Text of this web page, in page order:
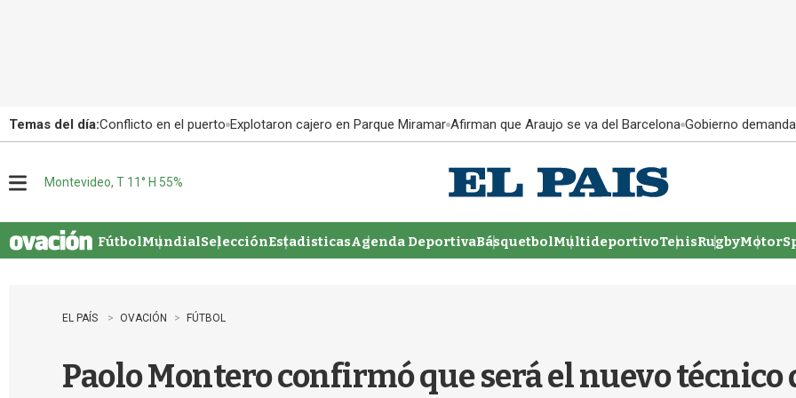
Temas del día:Conflicto en el puerto Explotaron cajero en Parque Miramar Afirman que Araujo se va del Barcelona Gobierno
u
Montevideo, T 11° H 55%
FútbolMundialSelecciónEstadisticasAgenda DeportivaBásquetbolMultideportivoTenisRugby
EL PAÍS OVACIÓN FÚTBOL
Paolo Montero confirmó que será el nuevo técnico